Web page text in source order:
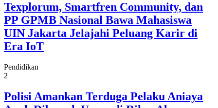
Texplorum, Smartfren Community, dan
PP GPMB Nasional Bawa Mahasiswa
UIN Jakarta Jelajahi Peluang Karir di
Era IoT
Pendidikan
2
Polisi Amankan Terduga Pelaku Aniaya